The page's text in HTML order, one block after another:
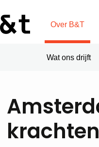
Over B&T
Wat ons drijft
krachten